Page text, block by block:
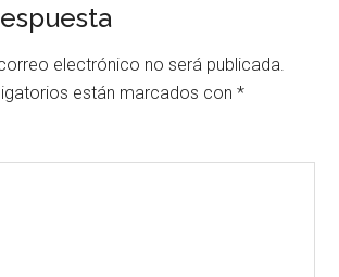
electrónico no será publicada.
están marcados con*